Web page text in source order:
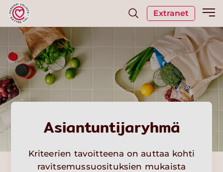
Extranet
Asiantuntijaryhmä
Kriteerien tavoitteena on auttaa kohti
ravitsemussuosituksien mukaista